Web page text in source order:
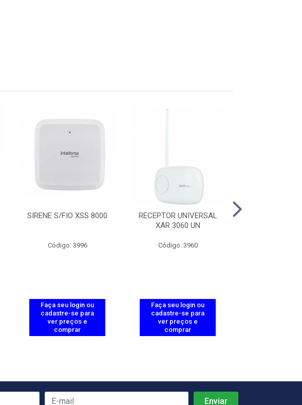
SIRENE S/FIO XSS 8000
Código: 3996
Faça seu login ou
cadastre-se para
ver preços e
comprar
RECEPTOR UNIVERSAL
XAR 3060 UN
Código: 3960
Faça seu login ou
cadastre-se para
ver preços e
comprar